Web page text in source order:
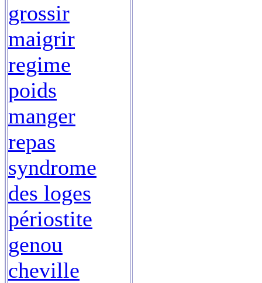
grossir
maigrir
regime
poids
manger
repas
syndrome
des loges
périostite
genou
cheville